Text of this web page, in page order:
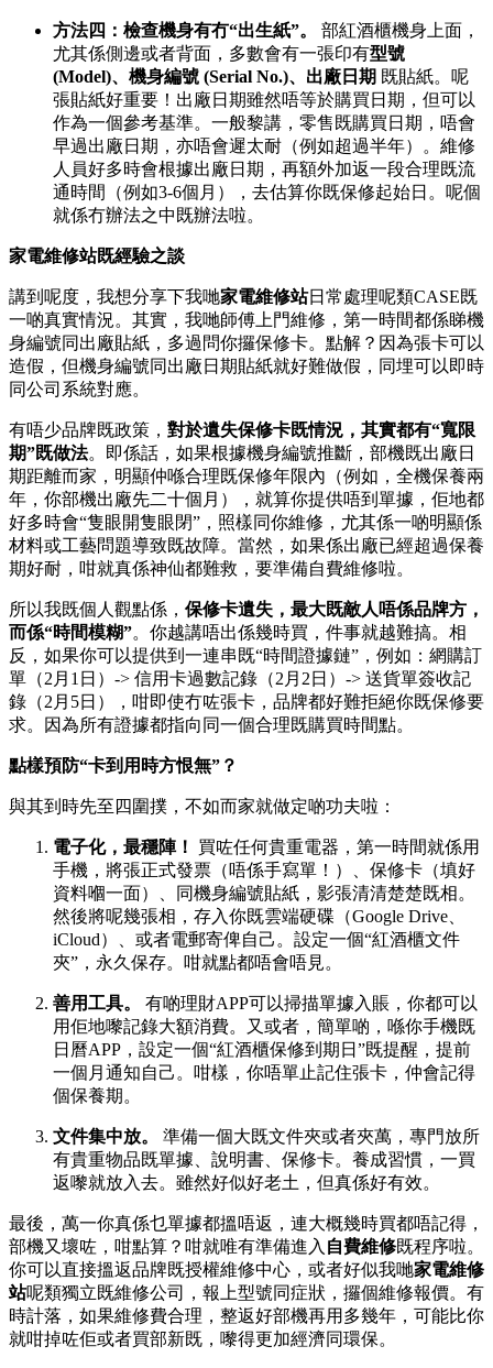
方法四：檢查機身有冇“出生紙”。
部紅酒櫃機身上面，
尤其係側邊或者背面，多數會有一張印有型號
(Model)、機身編號 (Serial No.)、出廠日期 既貼紙。呢
張貼紙好重要！出廠日期雖然唔等於購買日期，但可以
作為一個參考基準。一般黎講，零售既購買日期，唔會
早過出廠日期，亦唔會遲太耐（例如超過半年）。維修
人員好多時會根據出廠日期，再額外加返一段合理既流
通時間（例如3-6個月），去估算你既保修起始日。呢個
就係冇辦法之中既辦法啦。
家電維修站既經驗之談
講到呢度，我想分享下我哋家電維修站日常處理呢類CASE既
一啲真實情況。其實，我哋師傅上門維修，第一時間都係睇機
身編號同出廠貼紙，多過問你攞保修卡。點解？因為張卡可以
造假，但機身編號同出廠日期貼紙就好難做假，同埋可以即時
同公司系統對應。
有唔少品牌既政策， 對於遺失保修卡既情況，其實都有“寬限
期”既做法。即係話，如果根據機身編號推斷，部機既出廠日
期距離而家，明顯仲喺合理既保修年限內（例如，全機保養兩
年，你部機出廠先二十個月），就算你提供唔到單據，佢地都
好多時會“隻眼開隻眼閉”，照樣同你維修，尤其係一啲明顯係
材料或工藝問題導致既故障。當然，如果係出廠已經超過保養
期好耐，咁就真係神仙都難救，要準備自費維修啦。
所以我既個人觀點係， 保修卡遺失，最大既敵人唔係品牌方，
而係“時間模糊”。你越講唔出係幾時買，件事就越難搞。相
反，如果你可以提供到一連串既“時間證據鏈”，例如：網購訂
單（2月1日）-> 信用卡過數記錄（2月2日）-> 送貨單簽收記
錄（2月5日），咁即使冇咗張卡，品牌都好難拒絕你既保修要
求。因為所有證據都指向同一個合理既購買時間點。
點樣預防“卡到用時方恨無”？
與其到時先至四圍撲，不如而家就做定啲功夫啦：
電子化，最穩陣！
買咗任何貴重電器，第一時間就係用
手機，將張正式發票（唔係手寫單！）、保修卡（填好
資料嗰一面）、同機身編號貼紙，影張清清楚楚既相。
然後將呢幾張相，存入你既雲端硬碟（Google Drive、
iCloud）、或者電郵寄俾自己。設定一個“紅酒櫃文件
夾”，永久保存。咁就點都唔會唔見。
善用工具。
有啲理財APP可以掃描單據入賬，你都可以
用佢地嚟記錄大額消費。又或者，簡單啲，喺你手機既
日曆APP，設定一個“紅酒櫃保修到期日”既提醒，提前
一個月通知自己。咁樣，你唔單止記住張卡，仲會記得
個保養期。
文件集中放。
準備一個大既文件夾或者夾萬，專門放所
有貴重物品既單據、說明書、保修卡。養成習慣，一買
返嚟就放入去。雖然好似好老土，但真係好有效。
最後，萬一你真係乜單據都搵唔返，連大概幾時買都唔記得，
部機又壞咗，咁點算？咁就唯有準備進入 自費維修既程序啦。
你可以直接搵返品牌既授權維修中心，或者好似我哋家電維修
站呢類獨立既維修公司，報上型號同症狀，攞個維修報價。有
時計落，如果維修費合理，整返好部機再用多幾年，可能比你
就咁掉咗佢或者買部新既，嚟得更加經濟同環保。